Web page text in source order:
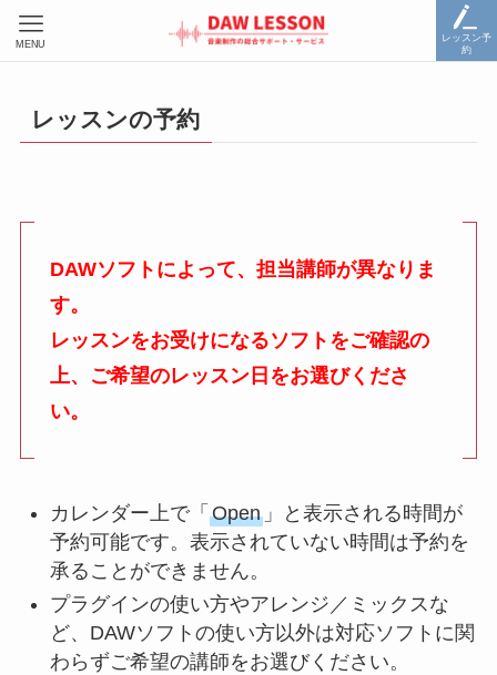
レッスン予
約
MENU
レッスンの予約
DAWソフトによって、担当講師が異なりま
す。
レッスンをお受けになるソフトをご確認の
上、ご希望のレッスン日をお選びくださ
い。
カレンダー上で「 Open」と表示される時間が
予約可能です。表示されていない時間は予約を
承ることができません。
プラグインの使い方やアレンジ／ミックスな
ど、DAWソフトの使い方以外は対応ソフトに関
わらずご希望の講師をお選びください。